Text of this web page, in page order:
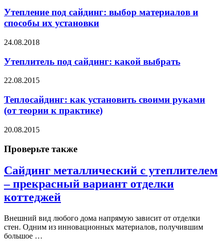
Утепление под сайдинг: выбор материалов и
способы их установки
24.08.2018
Утеплитель под сайдинг: какой выбрать
22.08.2015
Теплосайдинг: как установить своими руками
(от теории к практике)
20.08.2015
Проверьте также
Сайдинг металлический с утеплителем
– прекрасный вариант отделки
коттеджей
Внешний вид любого дома напрямую зависит от отделки
стен. Одним из инновационных материалов, получившим
большое …